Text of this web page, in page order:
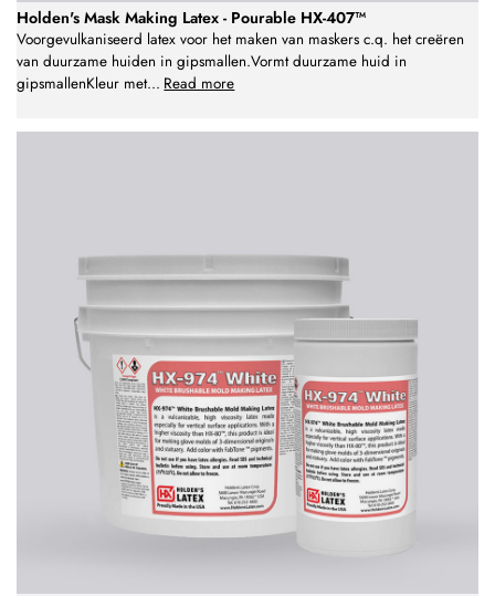
Holden's Mask Making Latex - Pourable HX-407™
Voorgevulkaniseerd latex voor het maken van maskers c.q. het creëren
van duurzame huiden in gipsmallen.Vormt duurzame huid in
gipsmallenKleur met... Read more